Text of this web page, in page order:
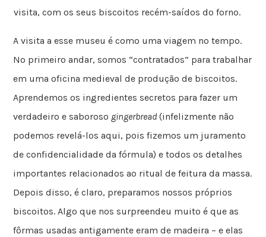
visita, com os seus biscoitos recém-saídos do forno.
A visita a esse museu é como uma viagem no tempo.
No primeiro andar, somos “contratados” para trabalhar
em uma oficina medieval de produção de biscoitos.
Aprendemos os ingredientes secretos para fazer um
verdadeiro e saboroso gingerbread(infelizmente não
podemos revelá-los aqui, pois fizemos um juramento
de confidencialidade da fórmula) e todos os detalhes
importantes relacionados ao ritual de feitura da massa.
Depois disso, é claro, preparamos nossos próprios
biscoitos. Algo que nos surpreendeu muito é que as
fôrmas usadas antigamente eram de madeira – e elas